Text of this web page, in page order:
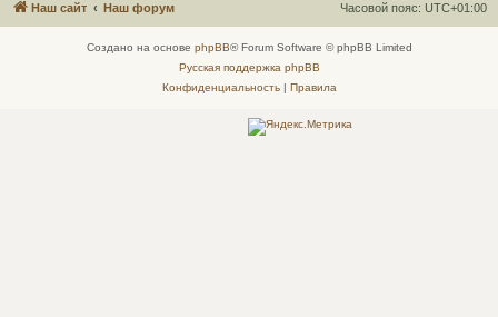
Наш сайт Наш форум Часовой пояс: UTC+01:00
Создано на основе phpBB® Forum Software © phpBB Limited
Русская поддержка phpBB
Конфиденциальность| Правила